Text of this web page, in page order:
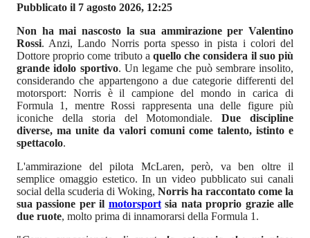
Pubblicato il 7 agosto 2026, 12:25
Non ha mai nascosto la sua ammirazione per Valentino
Rossi. Anzi, Lando Norris porta spesso in pista i colori del
Dottore proprio come tributo a quello che considera il suo più
grande idolo sportivo. Un legame che può sembrare insolito,
considerando che appartengono a due categorie differenti del
motorsport: Norris è il campione del mondo in carica di
Formula 1, mentre Rossi rappresenta una delle figure più
iconiche della storia del Motomondiale.Due discipline
diverse, ma unite da valori comuni come talento, istinto e
spettacolo.
L'ammirazione del pilota McLaren, però, va ben oltre il
semplice omaggio estetico. In un video pubblicato sui canali
social della scuderia di Woking, Norris ha raccontato come la
sua passione per il motorsportsia nata proprio grazie alle
due ruote, molto prima di innamorarsi della Formula 1.